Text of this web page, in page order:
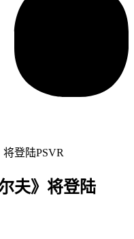
登陆PSVR
夫》将登陆